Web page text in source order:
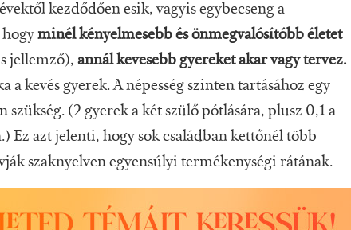
kezdődően esik, vagyis egybecseng a
minél kényelmesebb és önmegvalósítóbb életet
jellemző), annál kevesebb gyereket akar vagy tervez.
kevés gyerek. A népesség szinten tartásához egy
szükség. (2 gyerek a két szülő pótlására, plusz 0,1 a
Ez azt jelenti, hogy sok családban kettőnél több
szaknyelven egyensúlyi termékenységi rátának.